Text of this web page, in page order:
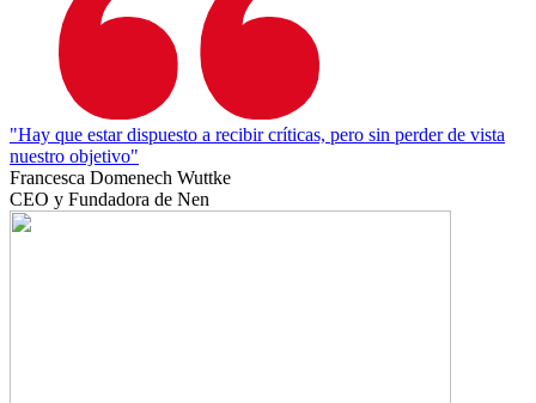
"Hay que estar dispuesto a recibir críticas, pero sin perder de vista
nuestro objetivo"
Francesca Domenech Wuttke
CEO y Fundadora de Nen